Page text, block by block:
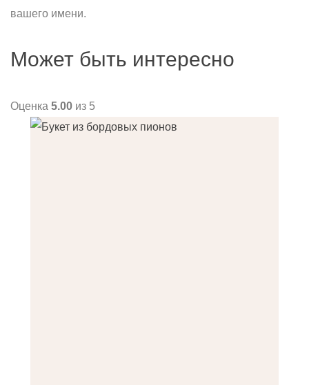
вашего имени.
Может быть интересно
Оценка 5.00 из 5